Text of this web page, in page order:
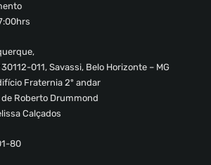
011, Savassi, Belo Horizonte – MG
Fraternia 2º andar
Roberto Drummond
Calçados
80